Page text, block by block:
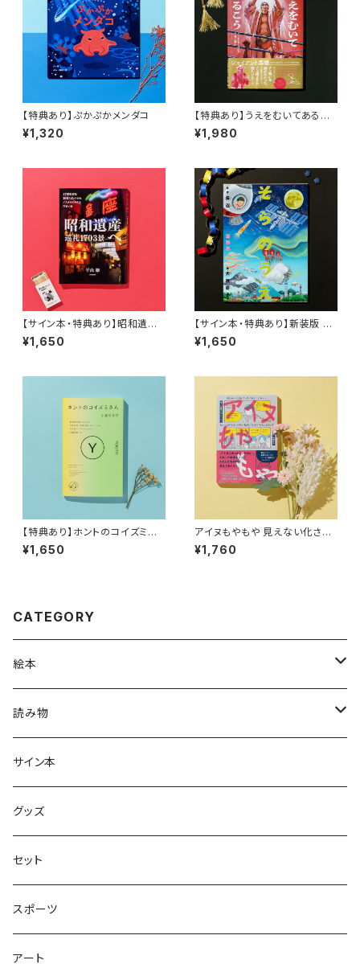
【特典あり】ぷかぷかメンダコ
¥1,320
【特典あり】うえをむいてあるこ
う〜ジャイアント馬場、世界をわ
かせた最初のショーヘイ
¥1,980
【サイン本・特典あり】昭和遺産
へ、巡礼1703景
¥1,650
【サイン本・特典あり】新装版 そ
らのうえ うみのそこ
¥1,650
【特典あり】ホントのコイズミさ
ん YOUTH
¥1,650
アイヌもやもや 見えない化され
ている「わたしたち」と、そこにふ
れてはいけない気がしてしまう
¥1,760
CATEGORY
絵本
グラニフのえほん
大人の絵本
学びの絵本
読み物
ホントのコイズミさん
昭和偏愛シリーズ
熊川哲也アートノベル
社会について考える
サイン本
グッズ
セット
スポーツ
アート